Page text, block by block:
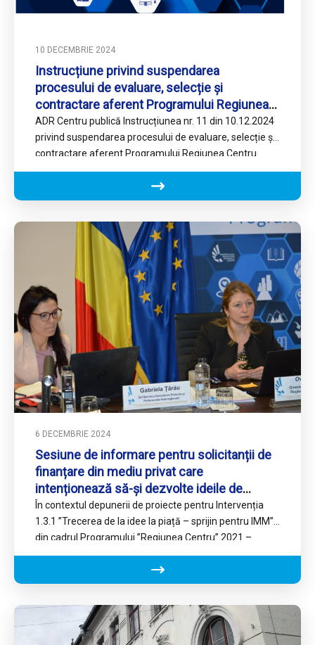
10 DECEMBRIE 2024
Instrucțiune privind suspendarea
procesului de evaluare, selecție și
contractare aferent Programului Regiunea
Centru 2021-2027
ADR Centru publică Instrucțiunea nr. 11 din 10.12.2024
privind suspendarea procesului de evaluare, selecție și
contractare aferent Programului Regiunea Centru
2021-2027 în perioada 23.12.2024 –…
6 DECEMBRIE 2024
Sesiune de informare pentru solicitanții de
finanțare din mediu privat care
intenționează să-și dezvolte ideile de
afaceri din Regiunea Centru
În contextul depunerii de proiecte pentru Intervenția
1.3.1 ”Trecerea de la idee la piață – sprijin pentru IMM”
din cadrul Programului ”Regiunea Centru” 2021 –…